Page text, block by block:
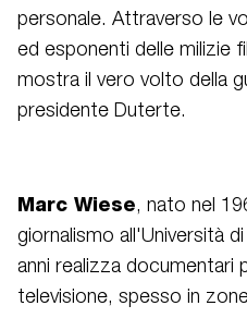
personale. Attraverso le
ed esponenti delle milizie
mostra il vero volto della
presidente
Duterte.
Marc Wiese, nato nel
giornalismo all'Università
anni realizza documentari
televisione, spesso in